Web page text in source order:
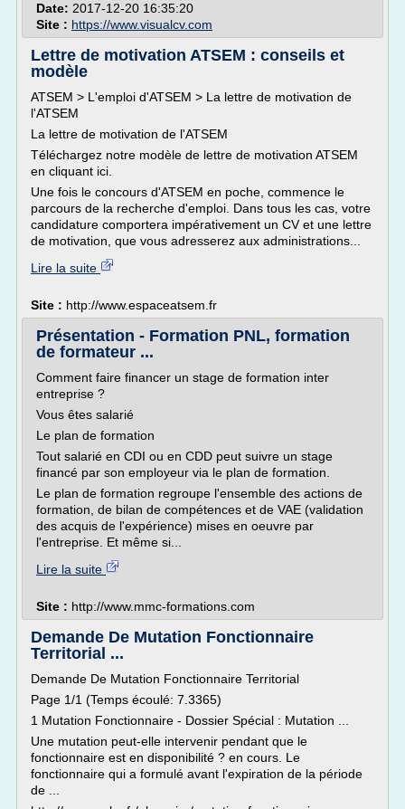
Date: 2017-12-20 16:35:20
Site : https://www.visualcv.com
Lettre de motivation ATSEM : conseils et
modèle
ATSEM > L'emploi d'ATSEM > La lettre de motivation de
l'ATSEM
La lettre de motivation de l'ATSEM
Téléchargez notre modèle de lettre de motivation ATSEM
en cliquant ici.
Une fois le concours d'ATSEM en poche, commence le
parcours de la recherche d'emploi. Dans tous les cas, votre
candidature comportera impérativement un CV et une lettre
de motivation, que vous adresserez aux administrations...
Lire la suite
Site : http://www.espaceatsem.fr
Présentation - Formation PNL, formation
de formateur ...
Comment faire financer un stage de formation inter
entreprise ?
Vous êtes salarié
Le plan de formation
Tout salarié en CDI ou en CDD peut suivre un stage
financé par son employeur via le plan de formation.
Le plan de formation regroupe l'ensemble des actions de
formation, de bilan de compétences et de VAE (validation
des acquis de l'expérience) mises en oeuvre par
l'entreprise. Et même si...
Lire la suite
Site : http://www.mmc-formations.com
Demande De Mutation Fonctionnaire
Territorial ...
Demande De Mutation Fonctionnaire Territorial
Page 1/1 (Temps écoulé: 7.3365)
1 Mutation Fonctionnaire - Dossier Spécial : Mutation ...
Une mutation peut-elle intervenir pendant que le
fonctionnaire est en disponibilité ? en cours. Le
fonctionnaire qui a formulé avant l'expiration de la période
de ...